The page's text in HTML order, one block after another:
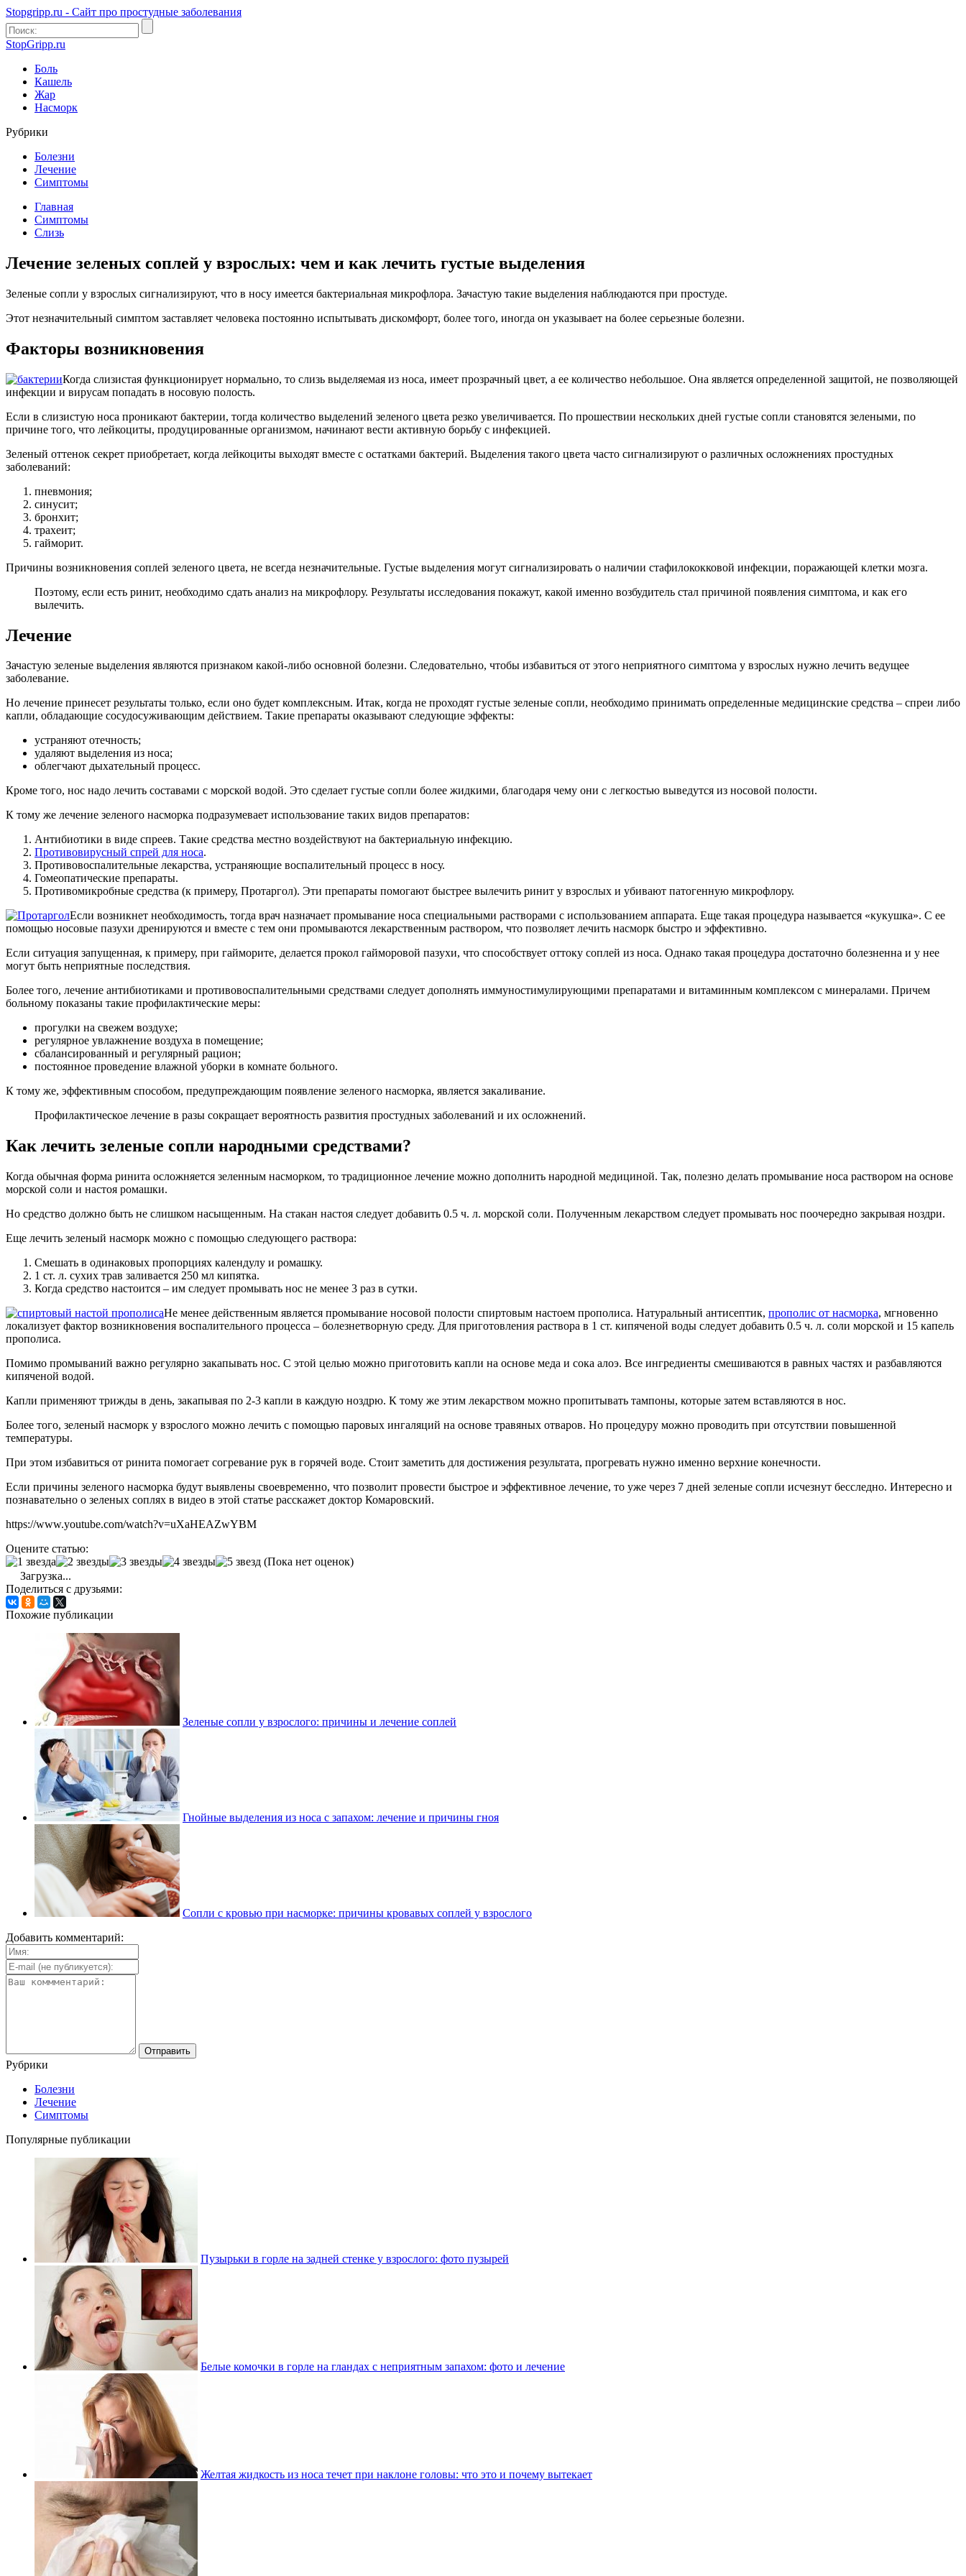
Stopgripp.ru - Cайт про простудные заболевания
StopGripp.ru
Боль
Кашель
Жар
Насморк
Рубрики
Болезни
Лечение
Симптомы
Главная
Симптомы
Слизь
Лечение зеленых соплей у взрослых: чем и как лечить густые выделения
Зеленые сопли у взрослых сигнализируют, что в носу имеется бактериальная микрофлора. Зачастую такие выделения наблюдаются при простуде.
Этот незначительный симптом заставляет человека постоянно испытывать дискомфорт, более того, иногда он указывает на более серьезные болезни.
Факторы возникновения
Когда слизистая функционирует нормально, то слизь выделяемая из носа, имеет прозрачный цвет, а ее количество небольшое. Она является определенной защитой, не позволяющей
инфекции и вирусам попадать в носовую полость.
Если в слизистую носа проникают бактерии, тогда количество выделений зеленого цвета резко увеличивается. По прошествии нескольких дней густые сопли становятся зелеными, по
причине того, что лейкоциты, продуцированные организмом, начинают вести активную борьбу с инфекцией.
Зеленый оттенок секрет приобретает, когда лейкоциты выходят вместе с остатками бактерий. Выделения такого цвета часто сигнализируют о различных осложнениях простудных
заболеваний:
пневмония;
синусит;
бронхит;
трахеит;
гайморит.
Причины возникновения соплей зеленого цвета, не всегда незначительные. Густые выделения могут сигнализировать о наличии стафилококковой инфекции, поражающей клетки мозга.
Поэтому, если есть ринит, необходимо сдать анализ на микрофлору. Результаты исследования покажут, какой именно возбудитель стал причиной появления симптома, и как его
вылечить.
Лечение
Зачастую зеленые выделения являются признаком какой-либо основной болезни. Следовательно, чтобы избавиться от этого неприятного симптома у взрослых нужно лечить ведущее
заболевание.
Но лечение принесет результаты только, если оно будет комплексным. Итак, когда не проходят густые зеленые сопли, необходимо принимать определенные медицинские средства – спреи либо
капли, обладающие сосудосуживающим действием. Такие препараты оказывают следующие эффекты:
устраняют отечность;
удаляют выделения из носа;
облегчают дыхательный процесс.
Кроме того, нос надо лечить составами с морской водой. Это сделает густые сопли более жидкими, благодаря чему они с легкостью выведутся из носовой полости.
К тому же лечение зеленого насморка подразумевает использование таких видов препаратов:
Антибиотики в виде спреев. Такие средства местно воздействуют на бактериальную инфекцию.
Противовирусный спрей для носа.
Противовоспалительные лекарства, устраняющие воспалительный процесс в носу.
Гомеопатические препараты.
Противомикробные средства (к примеру, Протаргол). Эти препараты помогают быстрее вылечить ринит у взрослых и убивают патогенную микрофлору.
Если возникнет необходимость, тогда врач назначает промывание носа специальными растворами с использованием аппарата. Еще такая процедура называется «кукушка». С ее
помощью носовые пазухи дренируются и вместе с тем они промываются лекарственным раствором, что позволяет лечить насморк быстро и эффективно.
Если ситуация запущенная, к примеру, при гайморите, делается прокол гайморовой пазухи, что способствует оттоку соплей из носа. Однако такая процедура достаточно болезненна и у нее
могут быть неприятные последствия.
Более того, лечение антибиотиками и противовоспалительными средствами следует дополнять иммуностимулирующими препаратами и витаминным комплексом с минералами. Причем
больному показаны такие профилактические меры:
прогулки на свежем воздухе;
регулярное увлажнение воздуха в помещение;
сбалансированный и регулярный рацион;
постоянное проведение влажной уборки в комнате больного.
К тому же, эффективным способом, предупреждающим появление зеленого насморка, является закаливание.
Профилактическое лечение в разы сокращает вероятность развития простудных заболеваний и их осложнений.
Как лечить зеленые сопли народными средствами?
Когда обычная форма ринита осложняется зеленным насморком, то традиционное лечение можно дополнить народной медициной. Так, полезно делать промывание носа раствором на основе
морской соли и настоя ромашки.
Но средство должно быть не слишком насыщенным. На стакан настоя следует добавить 0.5 ч. л. морской соли. Полученным лекарством следует промывать нос поочередно закрывая ноздри.
Еще лечить зеленый насморк можно с помощью следующего раствора:
Смешать в одинаковых пропорциях календулу и ромашку.
1 ст. л. сухих трав заливается 250 мл кипятка.
Когда средство настоится – им следует промывать нос не менее 3 раз в сутки.
Не менее действенным является промывание носовой полости спиртовым настоем прополиса. Натуральный антисептик, прополис от насморка, мгновенно
локализует фактор возникновения воспалительного процесса – болезнетворную среду. Для приготовления раствора в 1 ст. кипяченой воды следует добавить 0.5 ч. л. соли морской и 15 капель
прополиса.
Помимо промываний важно регулярно закапывать нос. С этой целью можно приготовить капли на основе меда и сока алоэ. Все ингредиенты смешиваются в равных частях и разбавляются
кипяченой водой.
Капли применяют трижды в день, закапывая по 2-3 капли в каждую ноздрю. К тому же этим лекарством можно пропитывать тампоны, которые затем вставляются в нос.
Более того, зеленый насморк у взрослого можно лечить с помощью паровых ингаляций на основе травяных отваров. Но процедуру можно проводить при отсутствии повышенной
температуры.
При этом избавиться от ринита помогает согревание рук в горячей воде. Стоит заметить для достижения результата, прогревать нужно именно верхние конечности.
Если причины зеленого насморка будут выявлены своевременно, что позволит провести быстрое и эффективное лечение, то уже через 7 дней зеленые сопли исчезнут бесследно. Интересно и
познавательно о зеленых соплях в видео в этой статье расскажет доктор Комаровский.
https://www.youtube.com/watch?v=uXaHEAZwYBM
Оцените статью:
(Пока нет оценок)
Загрузка...
Поделиться с друзьями:
Похожие публикации
Зеленые сопли у взрослого: причины и лечение соплей
Гнойные выделения из носа с запахом: лечение и причины гноя
Сопли с кровью при насморке: причины кровавых соплей у взрослого
Добавить комментарий:
Рубрики
Болезни
Лечение
Симптомы
Популярные публикации
Пузырьки в горле на задней стенке у взрослого: фото пузырей
Белые комочки в горле на гландах с неприятным запахом: фото и лечение
Желтая жидкость из носа течет при наклоне головы: что это и почему вытекает